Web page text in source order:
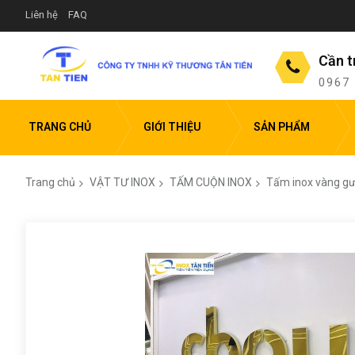
Liên hệ FAQ
Cần
0967
TRANG CHỦ GIỚI THIỆU SẢN PHẨM
Trang chủ VẬT TƯ INOX TẤM CUỘN INOX Tấm inox vàng